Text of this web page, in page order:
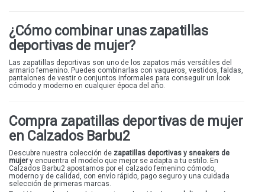
¿Cómo combinar unas zapatillas
deportivas de mujer?
Las zapatillas deportivas son uno de los zapatos más versátiles del
armario femenino. Puedes combinarlas con vaqueros, vestidos, faldas,
pantalones de vestir o conjuntos informales para conseguir un look
cómodo y moderno en cualquier época del año.
Compra zapatillas deportivas de mujer
en Calzados Barbu2
Descubre nuestra colección de zapatillas deportivas y sneakers de
mujer y encuentra el modelo que mejor se adapta a tu estilo. En
Calzados Barbu2 apostamos por el calzado femenino cómodo,
moderno y de calidad, con envío rápido, pago seguro y una cuidada
selección de primeras marcas.